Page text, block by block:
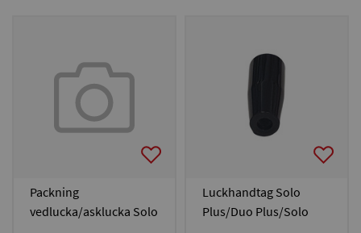
Packning
vedlucka/asklucka Solo
Luckhandtag Solo
Plus/Duo Plus/Solo